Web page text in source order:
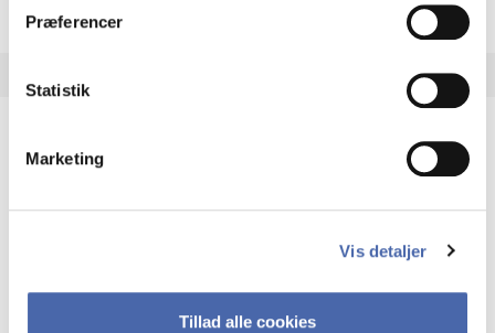
Præferencer
Statistik
Marketing
Vis detaljer
Tillad alle cookies
HA(it.) - erhvervs­økonomi og informations­
virksomheders muligheder og udfordringer inden